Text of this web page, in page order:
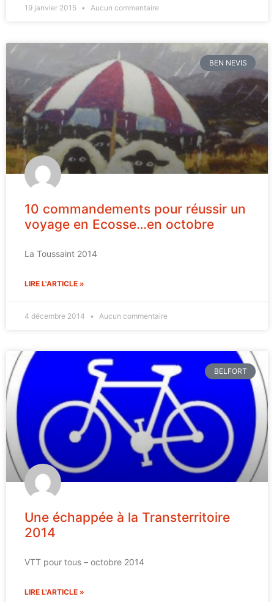
19 janvier 2015 Aucun commentaire
BEN NEVIS
10 commandements pour réussir un
voyage en Ecosse…en octobre
La Toussaint 2014
LIRE L'ARTICLE »
4 décembre 2014 Aucun commentaire
BELFORT
Une échappée à la Transterritoire
2014
VTT pour tous – octobre 2014
LIRE L'ARTICLE »